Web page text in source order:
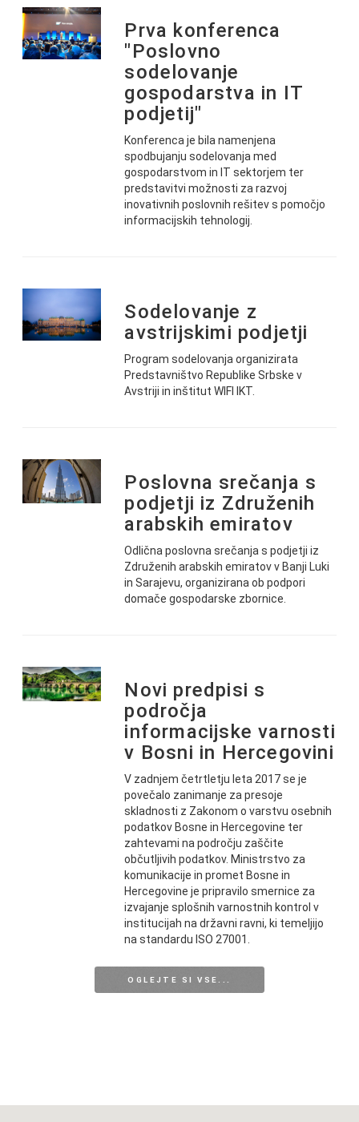
Prva konferenca
"Poslovno
sodelovanje
gospodarstva in IT
podjetij"
Konferenca je bila namenjena
spodbujanju sodelovanja med
gospodarstvom in IT sektorjem ter
predstavitvi možnosti za razvoj
inovativnih poslovnih rešitev s pomočjo
informacijskih tehnologij.
Sodelovanje z
avstrijskimi podjetji
Program sodelovanja organizirata
Predstavništvo Republike Srbske v
Avstriji in inštitut WIFI IKT.
Poslovna srečanja s
podjetji iz Združenih
arabskih emiratov
Odlična poslovna srečanja s podjetji iz
Združenih arabskih emiratov v Banji Luki
in Sarajevu, organizirana ob podpori
domače gospodarske zbornice.
Novi predpisi s
področja
informacijske varnosti
v Bosni in Hercegovini
V zadnjem četrtletju leta 2017 se je
povečalo zanimanje za presoje
skladnosti z Zakonom o varstvu osebnih
podatkov Bosne in Hercegovine ter
zahtevami na področju zaščite
občutljivih podatkov. Ministrstvo za
komunikacije in promet Bosne in
Hercegovine je pripravilo smernice za
izvajanje splošnih varnostnih kontrol v
institucijah na državni ravni, ki temeljijo
na standardu ISO 27001.
OGLEJTE SI VSE...